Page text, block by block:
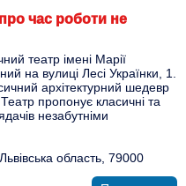
час роботи не
театр імені Марії
на вулиці Лесі Українки, 1.
архітектурний шедевр
пропонує класичні та
незабутніми
область, 79000